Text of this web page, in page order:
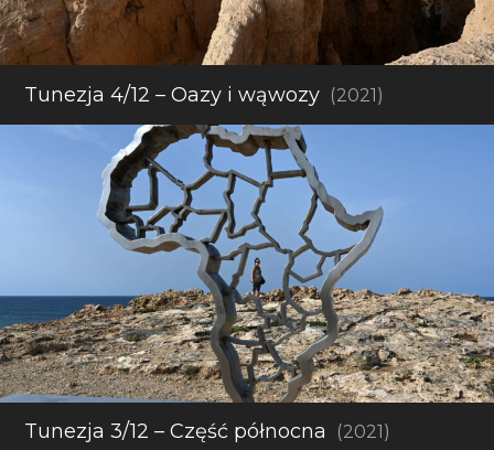
Tunezja 4/12 – Oazy i wąwozy (2021)
Tunezja 3/12 – Część północna (2021)